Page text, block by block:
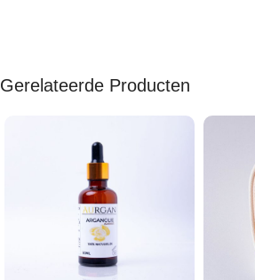
Gerelateerde Producten